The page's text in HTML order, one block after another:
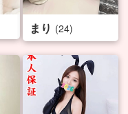
まり (24)